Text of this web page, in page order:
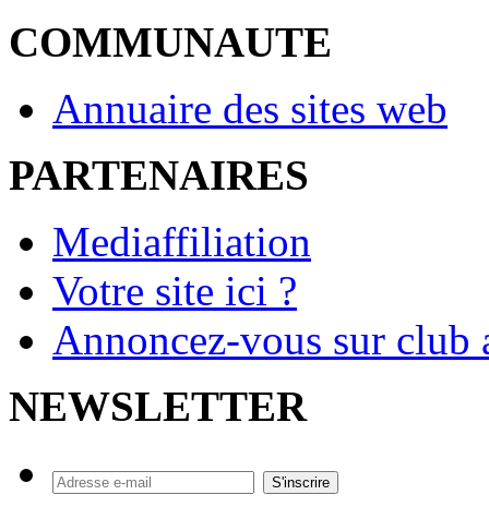
COMMUNAUTE
Annuaire des sites web
PARTENAIRES
Mediaffiliation
Votre site ici ?
Annoncez-vous sur
NEWSLETTER